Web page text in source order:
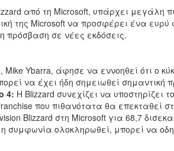
από τη Microsoft, υπάρχει μεγάλη
της Microsoft να προσφέρει ένα
πρόσβαση σε νέες εκδόσεις.
Mike Ybarra, άφησε να εννοηθεί ότι ο
να έχει ήδη σημειωθεί σημαντική
4: Η Blizzard συνεχίζει να υποστηρίζει
που πιθανότατα θα επεκταθεί
Blizzard στη Microsoft για 68,7
συμφωνία ολοκληρωθεί, μπορεί να